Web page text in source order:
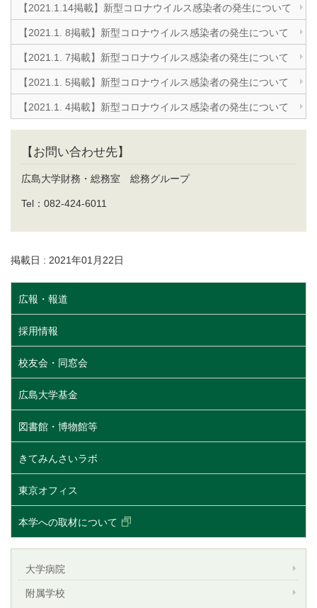
【2021.1.14掲載】新型コロナウイルス感染者の発生について
【2021.1. 8掲載】新型コロナウイルス感染者の発生について
【2021.1. 7掲載】新型コロナウイルス感染者の発生について
【2021.1. 5掲載】新型コロナウイルス感染者の発生について
【2021.1. 4掲載】新型コロナウイルス感染者の発生について
【お問い合わせ先】
広島大学財務・総務室 総務グループ
Tel：082-424-6011
掲載日 : 2021年01月22日
広報・報道
採用情報
校友会・同窓会
広島大学基金
図書館・博物館等
きてみんさいラボ
東京オフィス
本学への取材について
大学病院
附属学校